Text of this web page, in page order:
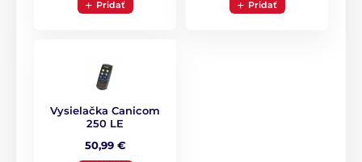
ponorenie s označným IPX7. Je ideálnou
Canicom 250 LE je možné použiť iba na
výcvik 1 psa.
Pridať Pridať
Vysielačka Canicom
250 LE
50,99 €